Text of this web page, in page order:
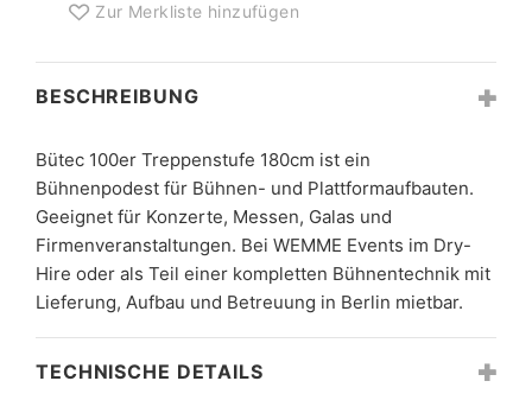
Zur Merkliste hinzufügen
BESCHREIBUNG
Bütec 100er Treppenstufe 180cm ist ein
Bühnenpodest für Bühnen- und Plattformaufbauten.
Geeignet für Konzerte, Messen, Galas und
Firmenveranstaltungen. Bei WEMME Events im Dry-
Hire oder als Teil einer kompletten Bühnentechnik mit
Lieferung, Aufbau und Betreuung in Berlin mietbar.
TECHNISCHE DETAILS